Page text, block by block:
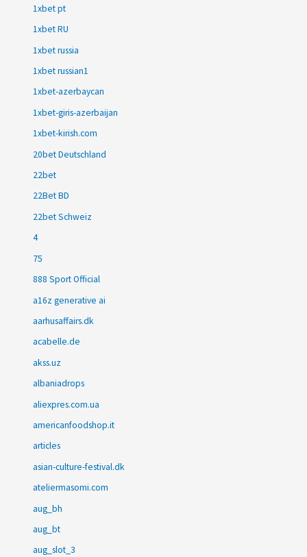
1xbet pt
1xbet RU
1xbet russia
1xbet russian1
1xbet-azerbaycan
1xbet-giris-azerbaijan
1xbet-kirish.com
20bet Deutschland
22bet
22Bet BD
22bet Schweiz
4
75
888 Sport Official
a16z generative ai
aarhusaffairs.dk
acabelle.de
akss.uz
albaniadrops
aliexpres.com.ua
americanfoodshop.it
articles
asian-culture-festival.dk
ateliermasomi.com
aug_bh
aug_bt
aug_slot_3